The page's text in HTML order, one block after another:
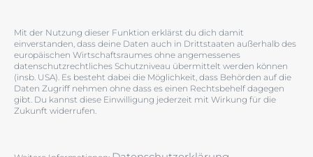
Mit der Nutzung dieser Funktion erklärst du dich damit
einverstanden, dass deine Daten auch in Drittstaaten außerhalb des
europäischen Wirtschaftsraumes ohne angemessenes
datenschutzrechtliches Schutzniveau übermittelt werden können
(insb. USA). Es besteht dabei die Möglichkeit, dass Behörden auf die
Daten Zugriff nehmen ohne dass es einen Rechtsbehelf dagegen
gibt. Du kannst diese Einwilligung jederzeit mit Wirkung für die
Zukunft widerrufen.